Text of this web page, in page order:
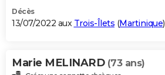
Décès
13/07/2022 aux Trois-Îlets (Martinique)
Marie MELINARD (73 ans)